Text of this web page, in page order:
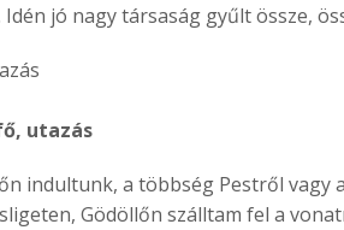
Idén jó nagy társaság gyűlt össze,
utazás
indultunk, a többség Pestről vagy
Gödöllőn szálltam fel a